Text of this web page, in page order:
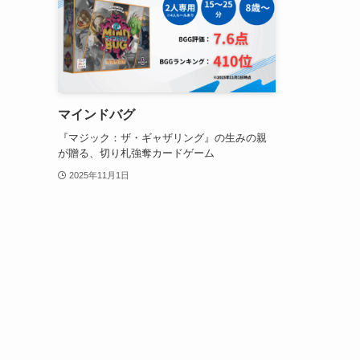
マインドバグ
『マジック：ザ・ギャザリング』の生みの親
が贈る、切り札強奪カードゲーム
2025年11月1日